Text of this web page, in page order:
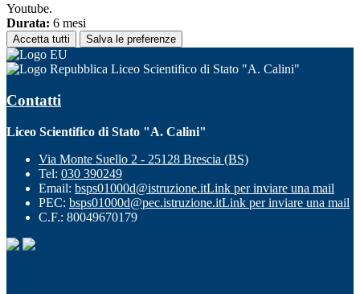
Youtube.
Durata: 6 mesi
Accetta tutti Salva le preferenze
Liceo Scientifico di Stato "A. Calini"
Contatti
Liceo Scientifico di Stato "A. Calini"
Via Monte Suello 2 - 25128 Brescia (BS)
Tel: 030 390249
Email: bsps01000d@istruzione.itLink per inviare una mail
PEC: bsps01000d@pec.istruzione.itLink per inviare una mail
C.F.: 80049670179